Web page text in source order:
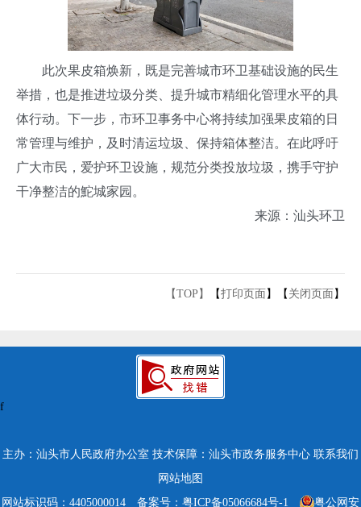
此次果皮箱焕新，既是完善城市环卫基础设施的民生
举措，也是推进垃圾分类、提升城市精细化管理水平的具
体行动。下一步，市环卫事务中心将持续加强果皮箱的日
常管理与维护，及时清运垃圾、保持箱体整洁。在此呼吁
广大市民，爱护环卫设施，规范分类投放垃圾，携手守护
干净整洁的鮀城家园。
来源：汕头环卫
【TOP】 【打印页面】【 关闭页面】
主办：汕头市人民政府办公室 技术保障：汕头市政务服务中心 联系我们
网站地图
网站标识码：4405000014
备案号：粤ICP备05066684号-1 粤公网安
f